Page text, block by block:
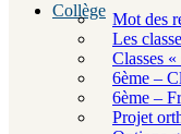
Collège Mot des
Les
Classes
6ème –
6ème –
Projet